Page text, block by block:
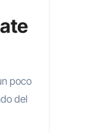
poco
del